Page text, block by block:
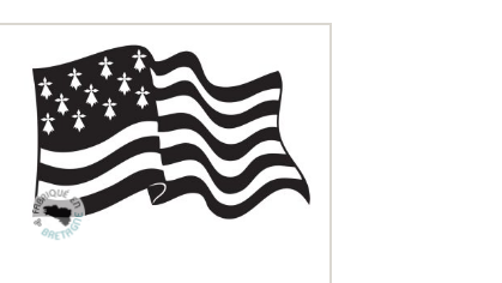
Ajouter
aux
favoris